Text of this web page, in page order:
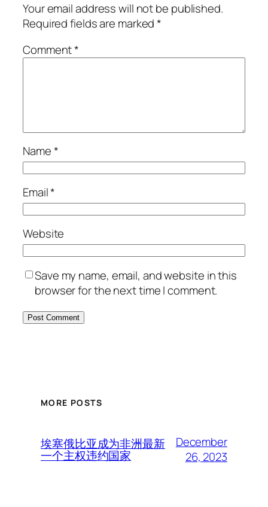
Your email address will not be published.
Required fields are marked*
Comment*
Name*
Email*
Website
Save my name, email, and website in this
browser for the next time I comment.
MORE POSTS
埃塞俄比亚成为非洲最新
一个主权违约国家
December
26, 2023